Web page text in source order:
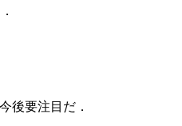
後要注目だ．